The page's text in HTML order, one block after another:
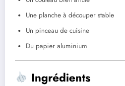
Une planche à découper stable
Un pinceau de cuisine
Du papier aluminium
Ingrédients